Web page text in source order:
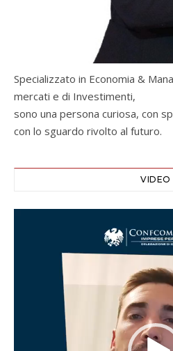
Specializzato in Economia &
mercati e di Investimenti,
sono una persona curiosa, con
con lo sguardo rivolto al futuro.
VIDEO